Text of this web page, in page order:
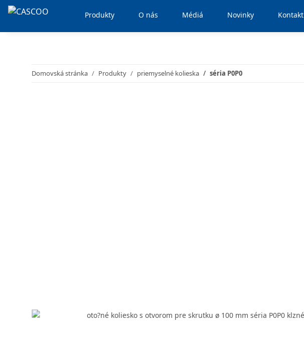
Produkty O nás Médiá Novinky Kontakt
Domovská stránka Produkty priemyselné kolieska séria P0P0